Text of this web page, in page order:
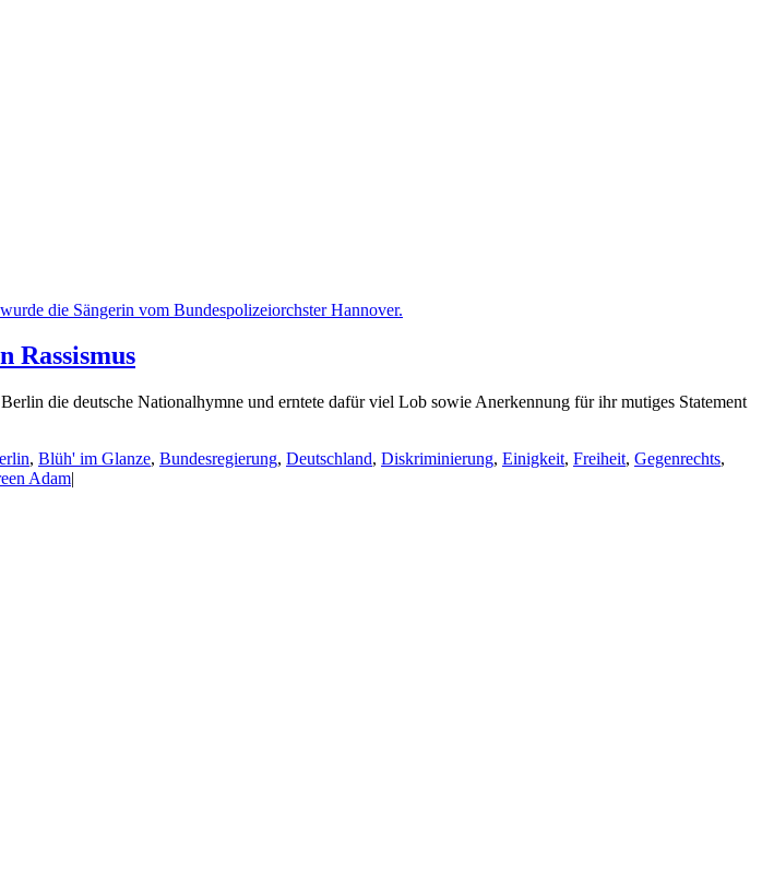
Rassismus
die deutsche Nationalhymne und erntete dafür viel Lob sowie Anerkennung für ihr mutiges Statement
, Blüh' im Glanze, Bundesregierung, Deutschland, Diskriminierung, Einigkeit, Freiheit, Gegenrechts,
Adam|